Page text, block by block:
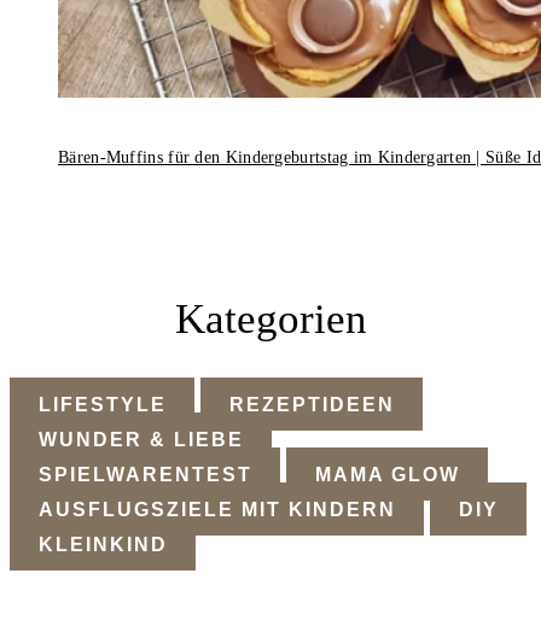
Bären-Muffins für den Kindergeburtstag im Kindergarten | Süße
Kategorien
LIFESTYLE
REZEPTIDEEN
WUNDER & LIEBE
SPIELWARENTEST
MAMA GLOW
AUSFLUGSZIELE MIT KINDERN
DIY
KLEINKIND